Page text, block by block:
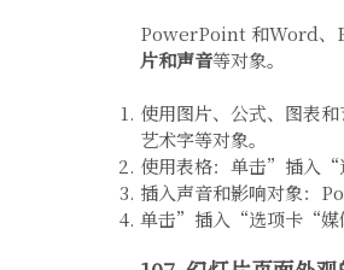
PowerPoint 和Word、
片和声音等对象。
使用图片、公式、图表
艺术字等对象。
使用表格：单击”插入“
插入声音和影响对象：
单击”插入“选项卡“媒